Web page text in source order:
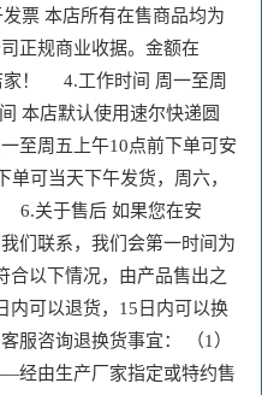
票 本店所有在售商品均为
正规商业收据。金额在
！     4.工作时间 周一至周
本店默认使用速尔快递圆
至周五上午10点前下单可安
可当天下午发货，周六，
6.关于售后 如果您在安
们联系，我们会第一时间为
合以下情况，由产品售出之
内可以退货，15日内可以换
服咨询退换货事宜： （1）
经由生产厂家指定或特约售